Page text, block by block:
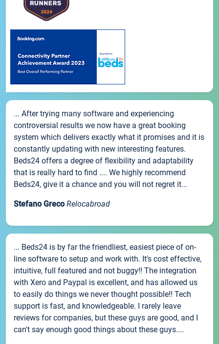
... After trying many software and experiencing
controversial results we now have a great booking
system which delivers exactly what it promises and it is
constantly updating with new interesting features.
Beds24 offers a degree of flexibility and adaptability
that is really hard to find .... We highly recommend
Beds24, give it a chance and you will not regret it...
Stefano Greco Relocabroad
... Beds24 is by far the friendliest, easiest piece of on-
line software to setup and work with. It's cost effective,
intuitive, full featured and not buggy!! The integration
with Xero and Paypal is excellent, and has allowed us
to easily do things we never thought possible!! Tech
support is fast, and knowledgeable. I rarely leave
reviews for companies, but these guys are good, and I
can't say enough good things about these guys....